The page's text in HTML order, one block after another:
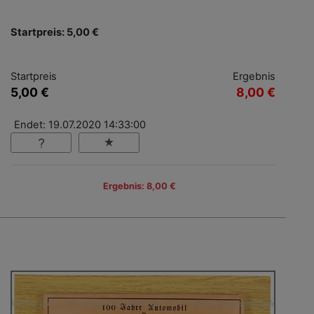
Startpreis: 5,00 €
Startpreis
5,00 €
Ergebnis
8,00 €
Endet: 19.07.2020 14:33:00
Ergebnis: 8,00 €